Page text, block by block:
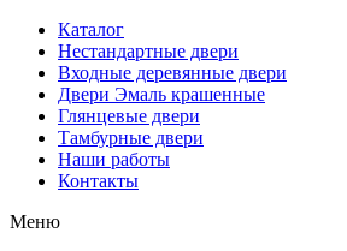
Каталог
Нестандартные двери
Входные деревянные двери
Двери Эмаль крашенные
Глянцевые двери
Тамбурные двери
Наши работы
Контакты
Меню